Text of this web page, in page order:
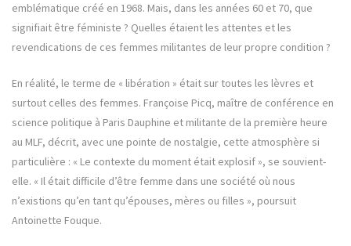
emblématique créé en 1968. Mais, dans les années 60 et 70, que
signifiait être féministe ? Quelles étaient les attentes et les
revendications de ces femmes militantes de leur propre condition ?
En réalité, le terme de « libération » était sur toutes les lèvres et
surtout celles des femmes. Françoise Picq, maître de conférence en
science politique à Paris Dauphine et militante de la première heure
au MLF, décrit, avec une pointe de nostalgie, cette atmosphère si
particulière : « Le contexte du moment était explosif », se souvient-
elle. « Il était difficile d’être femme dans une société où nous
n’existions qu’en tant qu’épouses, mères ou filles », poursuit
Antoinette Fouque.